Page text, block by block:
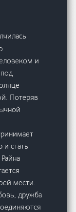
и
Потеряв
стать
мести.
дружба